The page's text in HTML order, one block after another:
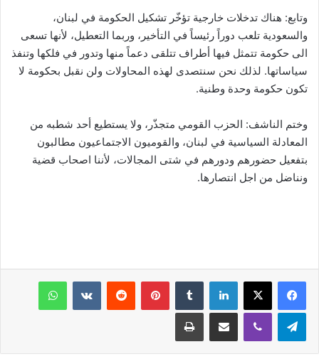
وتابع: هناك تدخلات خارجية تؤخّر تشكيل الحكومة في لبنان،
والسعودية تلعب دوراً رئيساً في التأخير، وربما التعطيل، لأنها تسعى
الى حكومة تتمثل فيها أطراف تتلقى دعماً منها وتدور في فلكها وتنفذ
سياساتها. لذلك نحن سنتصدى لهذه المحاولات ولن نقبل بحكومة لا
تكون حكومة وحدة وطنية.
وختم الناشف: الحزب القومي متجذّر، ولا يستطيع أحد شطبه من
المعادلة السياسية في لبنان، والقوميون الاجتماعيون مطالبون
بتفعيل حضورهم ودورهم في شتى المجالات، لأننا اصحاب قضية
ونناضل من اجل انتصارها.
فيسبوك لينكدإن بينتيريست